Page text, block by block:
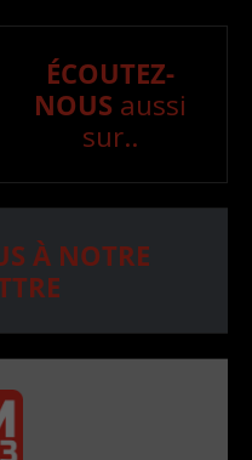
ÉCOUTEZ-
NOUS aussi
sur..
À NOTRE